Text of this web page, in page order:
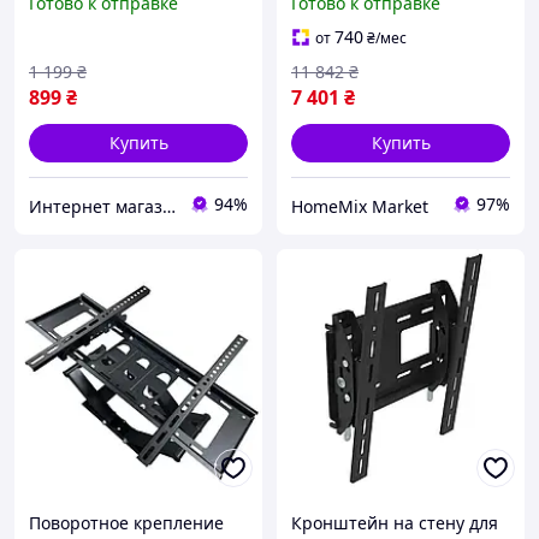
до 31.8 кг /
поворотный кронштейн
для плазмы
899₴
1 199 ₴
Купить
Интернет магазин Slando 94%
кг для ЖК и плазмы
черный
от740₴/мес
7 401 ₴
11 842 ₴
Купить
HomeMix Market 97%
Поворотное крепление
Кронштейн на стену для